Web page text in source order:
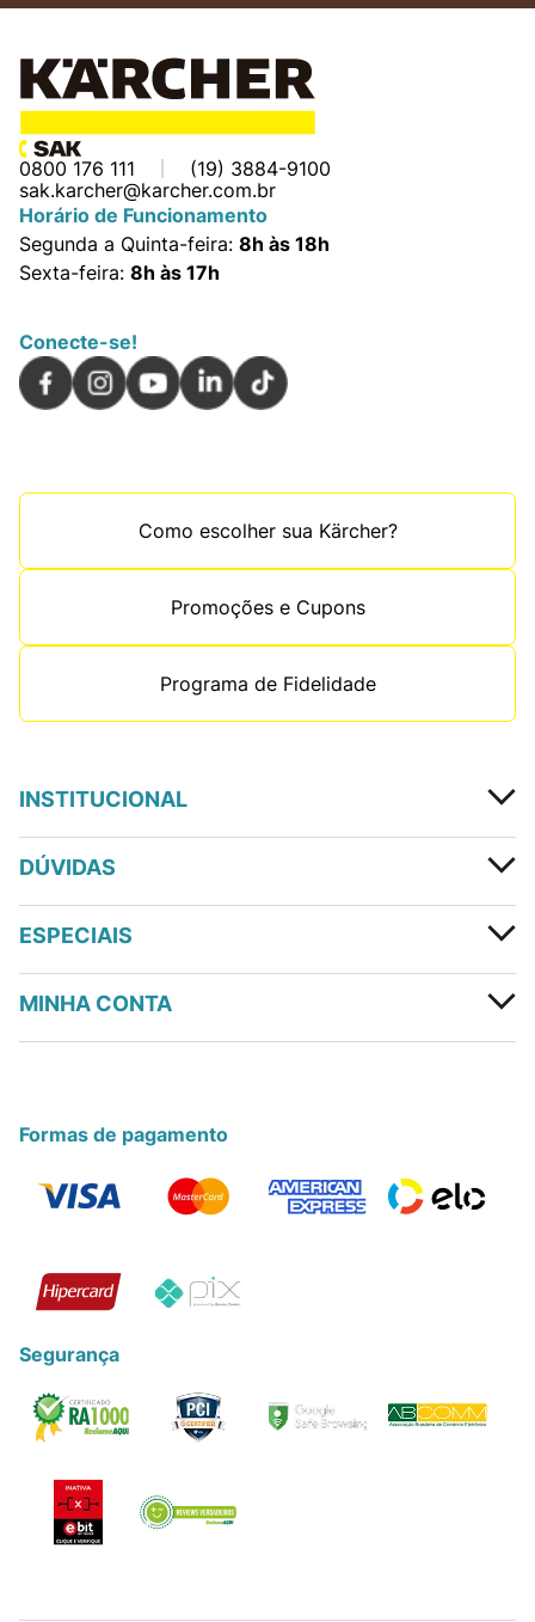
0800 176 111
(19) 3884-9100
sak.karcher@karcher.com.br
Horário de Funcionamento
Segunda a Quinta-feira: 8h às 18h
Sexta-feira: 8h às 17h
Conecte-se!
Como escolher sua Kärcher?
Promoções e Cupons
Programa de Fidelidade
INSTITUCIONAL
DÚVIDAS
ESPECIAIS
MINHA CONTA
Formas de pagamento
Segurança